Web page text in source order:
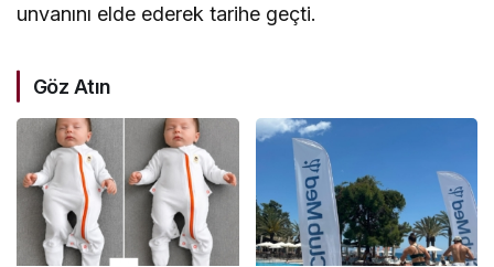
unvanını elde ederek tarihe geçti.
Göz Atın